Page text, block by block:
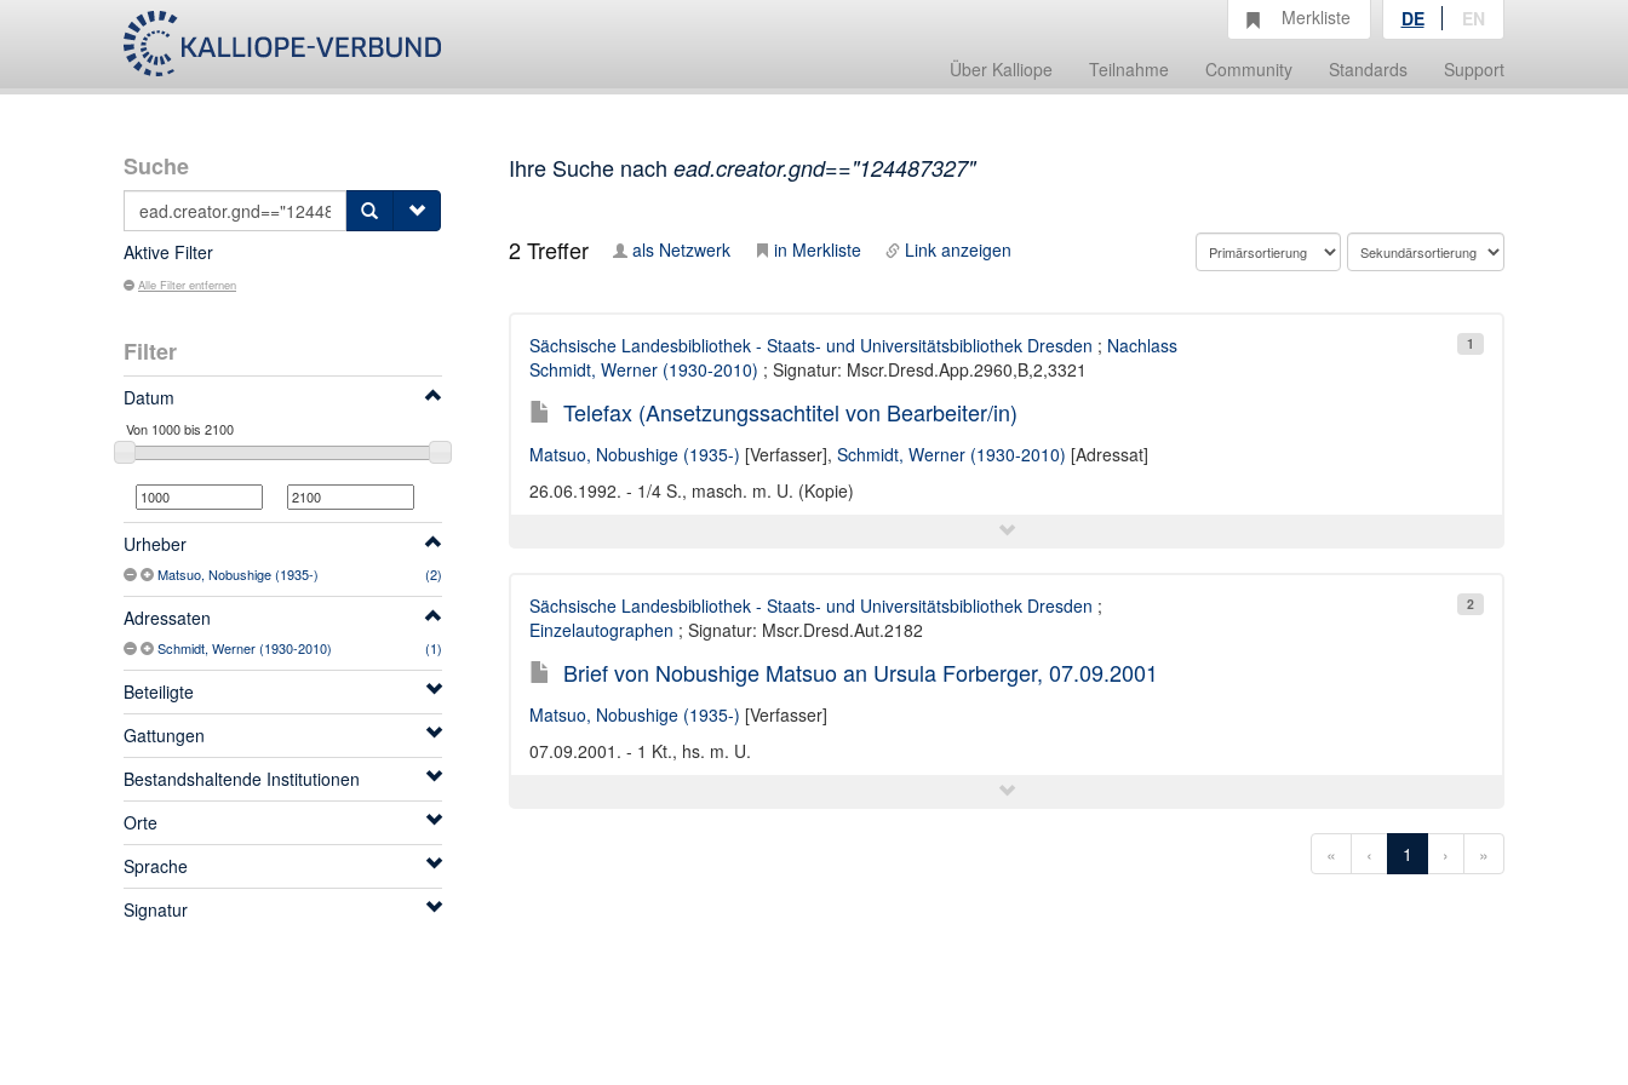
Über Kalliope Teilnahme Community Standards Support
Merkliste DE EN
Suche
Aktive Filter
Alle Filter entfernen
Filter
Datum
Urheber
Matsuo, Nobushige (1935-) (2)
Adressaten
Schmidt, Werner (1930-2010) (1)
Beteiligte
Gattungen
Bestandshaltende Institutionen
Orte
Sprache
Signatur
Ihre Suche nach ead.creator.gnd=="124487327"
2Treffer als Netzwerk in Merkliste Link anzeigen
1
Sächsische Landesbibliothek - Staats- und Universitätsbibliothek Dresden ; Nachlass
Schmidt, Werner (1930-2010) ; Signatur: Mscr.Dresd.App.2960,B,2,3321
Telefax (Ansetzungssachtitel von Bearbeiter/in)
Matsuo, Nobushige (1935-) [Verfasser], Schmidt, Werner (1930-2010) [Adressat]
26.06.1992. - 1/4 S., masch. m. U. (Kopie)
2
Sächsische Landesbibliothek - Staats- und Universitätsbibliothek Dresden ;
Einzelautographen ; Signatur: Mscr.Dresd.Aut.2182
Brief von Nobushige Matsuo an Ursula Forberger, 07.09.2001
Matsuo, Nobushige (1935-) [Verfasser]
07.09.2001. - 1 Kt., hs. m. U.
« ‹ 1 › »